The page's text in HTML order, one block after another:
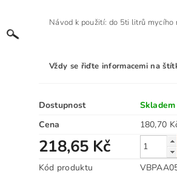
Návod k použití: do 5ti litrů
Vždy se řiďte informacemi na
Dostupnost
Skladem
Cena
218,65 Kč
Kód produktu